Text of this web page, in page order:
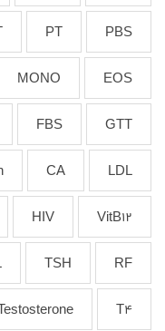
PBS
PT
EOS
MONO
GTT
FBS
LDL
CA
VitB12
HIV
RF
TSH
T4